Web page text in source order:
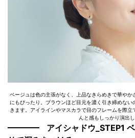
ベージュは色の主張がなく、上品なきらめきで華やか
にもぴったり。ブラウンほど目元を濃く引き締めな
きます。アイラインやマスカラで目のフレームを際
んと感もしっかり演出し
アイシャドウ_STEP1